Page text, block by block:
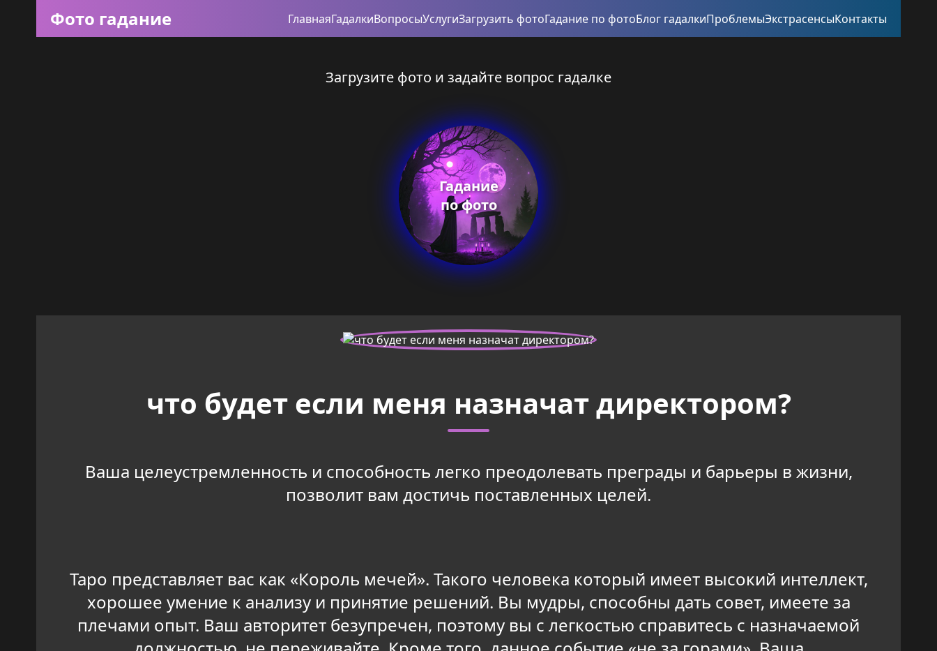
Фото гадание ГлавнаяГадалкиВопросыУслугиЗагрузить фотоГадание по фотоБлог гадалкиПроблемыЭкстрасенсыКонтакты
Загрузите фото и задайте вопрос гадалке
Гадание
по фото
что будет если меня назначат директором?
Ваша целеустремленность и способность легко преодолевать преграды и барьеры в жизни,
позволит вам достичь поставленных целей.
Таро представляет вас как «Король мечей». Такого человека который имеет высокий интеллект,
хорошее умение к анализу и принятие решений. Вы мудры, способны дать совет, имеете за
плечами опыт. Ваш авторитет безупречен, поэтому вы с легкостью справитесь с назначаемой